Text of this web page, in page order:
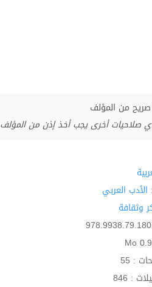
من المؤلف
صلاحيات أخرى يجب أخذ إذن من المؤلف
الأدب العربي
وثقافة
: 55
: 846